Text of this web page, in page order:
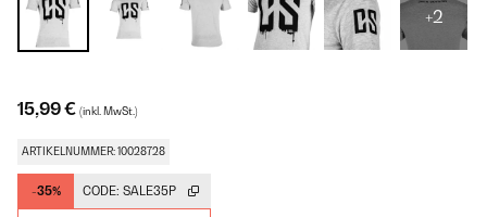
+2
15,99 € (inkl. MwSt.)
ARTIKELNUMMER: 10028728
-35% CODE: SALE35P